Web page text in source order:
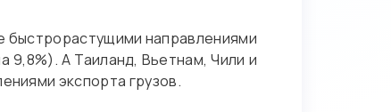
быстрорастущими направлениями
9,8%). А Таиланд, Вьетнам, Чили и
экспорта грузов.